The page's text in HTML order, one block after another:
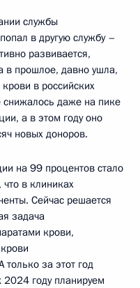
службы
в другую службу –
развивается,
в прошлое, давно ушла,
в российских
снижалось даже на пике
а в этом году оно
новых доноров.
на 99 процентов стало
в клиниках
Сейчас решается
задача
крови,
за этот год
2024 году планируем